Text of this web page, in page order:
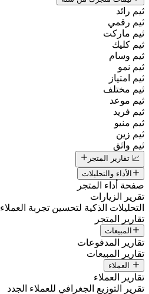
ثيم رائد
ثيم رقمي
ثيم ماركت
ثيم كليك
ثيم وسام
ثيم نمو
ثيم امتياز
ثيم مختلف
ثيم موعد
ثيم فريد
ثيم منيو
ثيم زين
ثيم واثق
📈 تقارير المتجر
الأداء والتحليلات
صفحة أداء المتجر
تقرير الزيارات
التحليلات الذكية لتحسين تجربة العملاء
تقارير المتجر
المبيعات
تقارير المدفوعات
تقارير المبيعات
العملاء
تقارير العملاء
تقرير التوزيع الجغرافي للعملاء الجدد